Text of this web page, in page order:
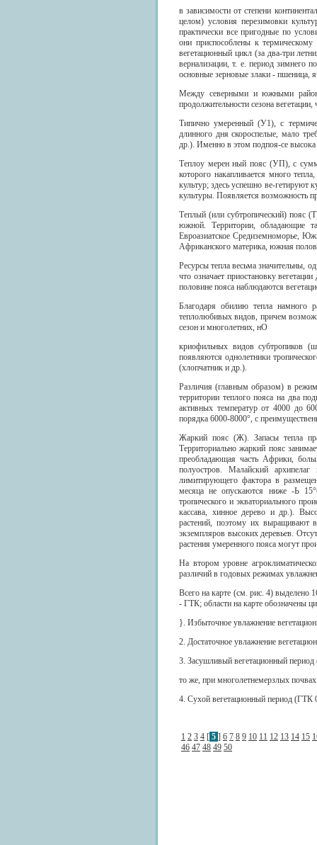
в зависимости от степени
целом) условия перезимовки
практически все пригодные по
они приспособлены к
вегетационный цикл (за два-три
вернализации, т. е. период зимнего
основные зерновые злаки - пшеница,
Между северными и южными
продолжительности сезона
Типично умеренный (У1), с
длинного дня скороспелые, мало
др.). Именно в этом подпоя-се
Теплоу мерен ный пояс (УП), с
которого накапливается много
культур; здесь успешно ве-гетируют
культуры. Появляется возможность
Теплый (или субтропический) пояс
южной. Территории, обладающие
Евроазиатское Средиземноморье,
Африканского материка, южная
Ресурсы тепла весьма значительны,
что означает приостановку
половине пояса наблюдаются
Благодаря обилию тепла намного
теплолюбивых видов, причем
сезон и многолетних, нО
криофильных видов субтропиков
появляются однолетники
(хлопчатник и др.).
Различия (главным образом) в
территории теплого пояса на два
активных температур от 4000 до
порядка 6000-8000°, с
Жаркий пояс (Ж). Запасы тепла
Территориально жаркий пояс
преобладающая часть Африки,
полуостров. Малайский
лимитирующего фактора в
месяца не опускаются ниже -Ь
тропического и экваториального
кассава, хинное дерево и др.).
растений, поэтому их выращивают
экземпляров высоких деревьев.
растения умеренного пояса могут
На втором уровне
различий в годовых режимах
Всего на карте (см. рис. 4) выделено
- ГТК; области на карте обозначены
}. Избыточное увлажнение
2. Достаточное увлажнение
3. Засушливый вегетационный период
то же, при многолетнемерзлых
4. Сухой вегетационный период (ГТК
1 2 3 4 [ 5 ] 6 7 8 9 10 11 12 13 14 15
46 47 48 49 50